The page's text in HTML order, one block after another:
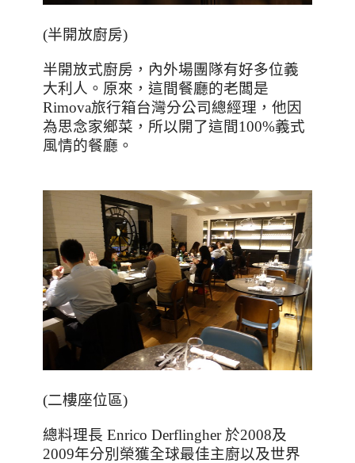
(半開放廚房)
半開放式廚房，內外場團隊有好多位義
大利人。原來，這間餐廳的老闆是
Rimova旅行箱台灣分公司總經理，他因
為思念家鄉菜，所以開了這間100%義式
風情的餐廳。
(二樓座位區)
總料理長 Enrico Derflingher 於2008及
2009年分別榮獲全球最佳主廚以及世界